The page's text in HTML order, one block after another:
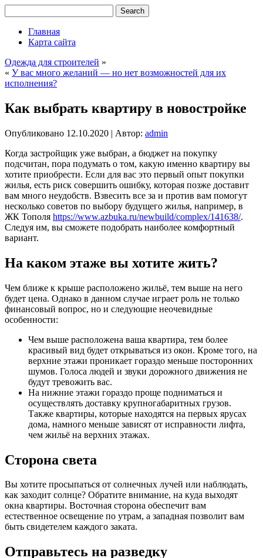
Главная
Карта сайта
Одежда для строителей »
« У вас много желаний — но нет возможностей для их
исполнения?
Как выбрать квартиру в новостройке
Опубликовано 12.10.2020 | Автор: admin
Когда застройщик уже выбран, а бюджет на покупку
подсчитан, пора подумать о том, какую именно квартиру вы
хотите приобрести. Если для вас это первый опыт покупки
жилья, есть риск совершить ошибку, которая позже доставит
вам много неудобств. Взвесить все за и против вам помогут
несколько советов по выбору будущего жилья, например, в
ЖК Тополя https://www.azbuka.ru/newbuild/complex/141638/.
Следуя им, вы сможете подобрать наиболее комфортный
вариант.
На каком этаже вы хотите жить?
Чем ближе к крыше расположено жильё, тем выше на него
будет цена. Однако в данном случае играет роль не только
финансовый вопрос, но и следующие неочевидные
особенности:
Чем выше расположена ваша квартира, тем более
красивый вид будет открываться из окон. Кроме того, на
верхние этажи проникает гораздо меньше посторонних
шумов. Голоса людей и звуки дорожного движения не
будут тревожить вас.
На нижние этажи гораздо проще подниматься и
осуществлять доставку крупногабаритных грузов.
Также квартиры, которые находятся на первых ярусах
дома, намного меньше зависят от исправности лифта,
чем жильё на верхних этажах.
Сторона света
Вы хотите просыпаться от солнечных лучей или наблюдать,
как заходит солнце? Обратите внимание, на куда выходят
окна квартиры. Восточная сторона обеспечит вам
естественное освещение по утрам, а западная позволит вам
быть свидетелем каждого заката.
Отправьтесь на разведку